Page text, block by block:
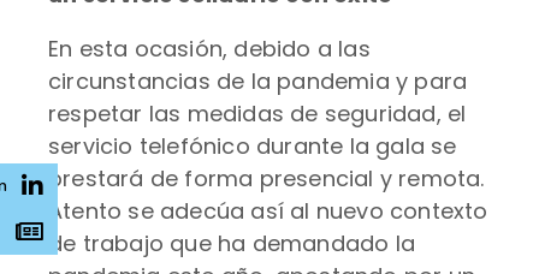
En esta ocasión, debido a las
circunstancias de la pandemia y para
respetar las medidas de seguridad, el
servicio telefónico durante la gala se
prestará de forma presencial y remota.
Atento se adecúa así al nuevo contexto
de trabajo que ha demandado la